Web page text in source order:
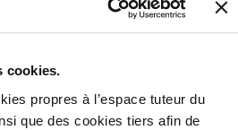
cookies.
propres à l’espace tuteur du
que des cookies tiers afin de
la sphère privée des
prises en charge.
manifeste une attitude